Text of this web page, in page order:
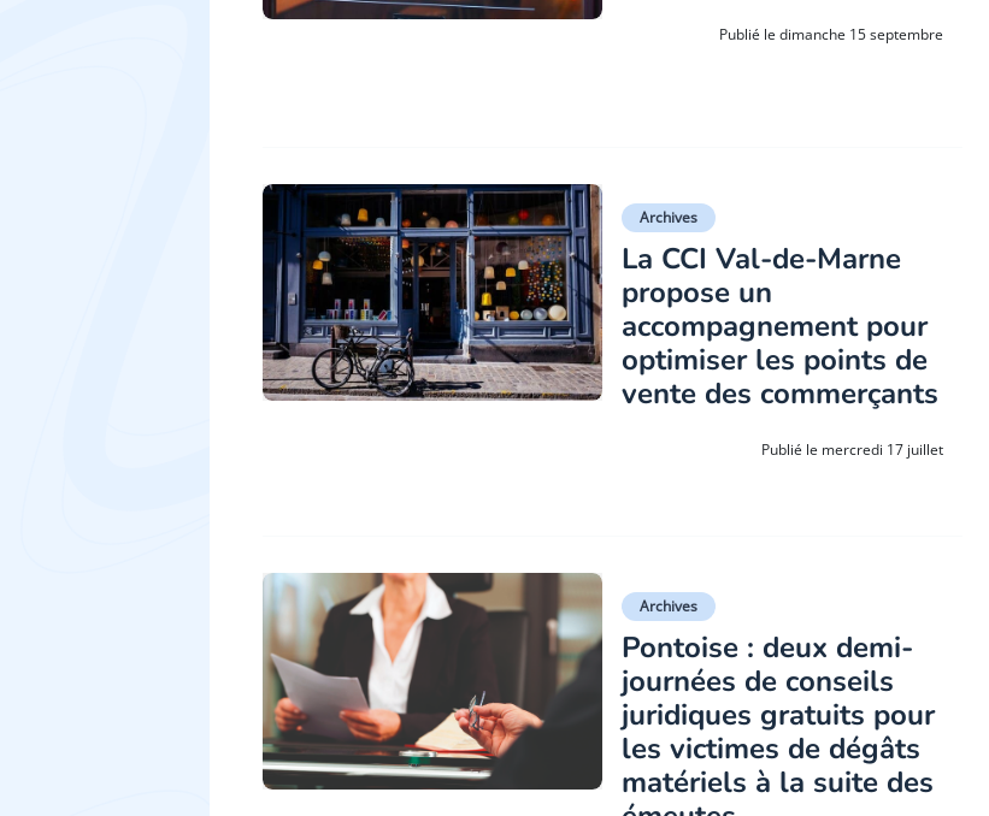
Publié le dimanche 15 septembre
Archives
La CCI Val-de-Marne
propose un
accompagnement pour
optimiser les points de
vente des commerçants
Publié le mercredi 17 juillet
Archives
Pontoise : deux demi-
journées de conseils
juridiques gratuits pour
les victimes de dégâts
matériels à la suite des